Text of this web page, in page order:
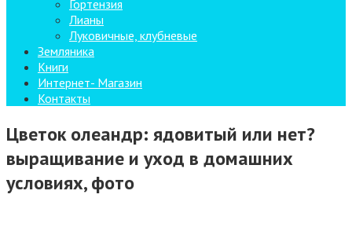
Гортензия
Лианы
Луковичные, клубневые
Земляника
Книги
Интернет- Магазин
Контакты
Цветок олеандр: ядовитый или нет?
выращивание и уход в домашних
условиях, фото